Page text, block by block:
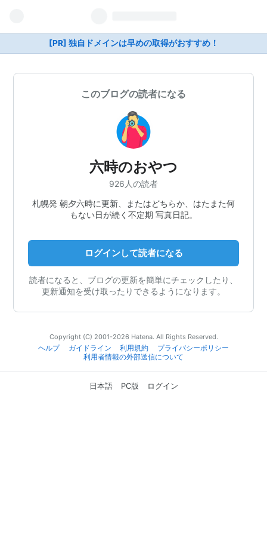
[PR] 独自ドメインは早めの取得がおすすめ！
このブログの読者になる
六時のおやつ
926人の読者
札幌発 朝夕六時に更新、またはどちらか、はたまた何
もない日が続く不定期 写真日記。
ログインして読者になる
読者になると、ブログの更新を簡単にチェックしたり、
更新通知を受け取ったりできるようになります。
Copyright (C) 2001-2026 Hatena. All Rights Reserved.
ヘルプ
ガイドライン 利用規約
プライバシーポリシー
利用者情報の外部送信について
日本語 PC版 ログイン